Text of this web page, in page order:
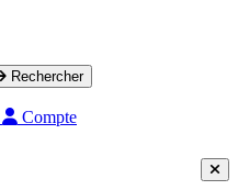
Rechercher
Compte